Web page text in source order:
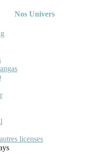
Nos Univers
licenses